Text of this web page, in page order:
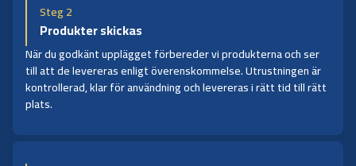
Steg 2
Produkter skickas
När du godkänt upplägget förbereder vi produkterna och ser
till att de levereras enligt överenskommelse. Utrustningen är
kontrollerad, klar för användning och levereras i rätt tid till rätt
plats.